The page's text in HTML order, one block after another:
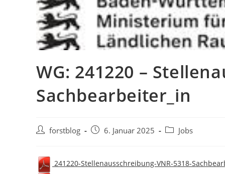
WG: 241220 –
Sachbearbeiter_in
Beitrags-
forstblog
Beitrag6. Januar 2025
Beitrags-
Jobs
241220-Stellenausschreibung-VNR-5318-